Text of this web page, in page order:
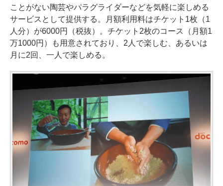
ことがない陶芸やパラグライダーなどを気軽に楽しめる
サービスとして提供する。月額利用料はチケット1枚（1
人分）が6000円（税抜）。チケット2枚のコース（月額1
万1000円）も用意されており、2人で楽しむ、あるいは
月に2回、一人で楽しめる。